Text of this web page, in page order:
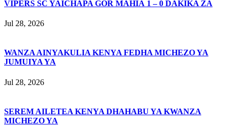
VIPERS SC YAICHAPA GOR MAHIA 1 – 0 DAKIKA ZA
Jul 28, 2026
WANZA AINYAKULIA KENYA FEDHA MICHEZO YA
JUMUIYA YA
Jul 28, 2026
SEREM AILETEA KENYA DHAHABU YA KWANZA
MICHEZO YA